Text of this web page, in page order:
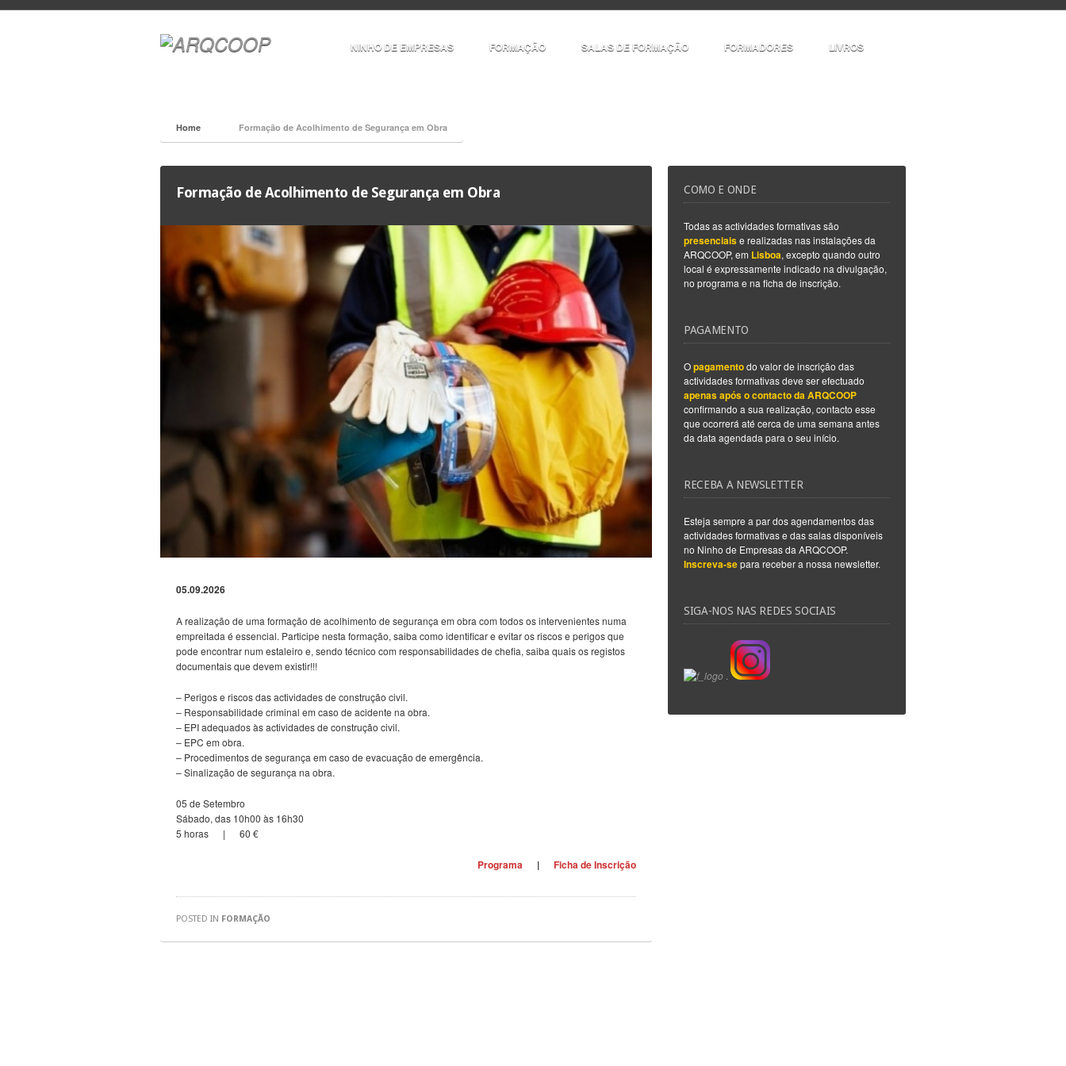
NINHO DE EMPRESAS FORMAÇÃO SALAS DE FORMAÇÃO FORMADORES LIVROS
Home Formação de Acolhimento de Segurança em Obra
Formação de Acolhimento de Segurança em Obra
05.09.2026
A realização de uma formação de acolhimento de segurança em obra com todos os intervenientes numa
empreitada é essencial. Participe nesta formação, saiba como identificar e evitar os riscos e perigos que
pode encontrar num estaleiro e, sendo técnico com responsabilidades de chefia, saiba quais os registos
documentais que devem existir!!!
– Perigos e riscos das actividades de construção civil.
– Responsabilidade criminal em caso de acidente na obra.
– EPI adequados às actividades de construção civil.
– EPC em obra.
– Procedimentos de segurança em caso de evacuação de emergência.
– Sinalização de segurança na obra.
05 de Setembro
Sábado, das 10h00 às 16h30
5 horas | 60 €
Programa | Ficha de Inscrição
POSTED IN FORMAÇÃO
COMO E ONDE
Todas as actividades formativas são
presenciais e realizadas nas instalações da
ARQCOOP, em Lisboa, excepto quando outro
local é expressamente indicado na divulgação,
no programa e na ficha de inscrição.
PAGAMENTO
Opagamentodo valor de inscrição das
actividades formativas deve ser efectuado
apenas após o contacto da ARQCOOP
confirmando a sua realização, contacto esse
que ocorrerá até cerca de uma semana antes
da data agendada para o seu início.
RECEBA A NEWSLETTER
Esteja sempre a par dos agendamentos das
actividades formativas e das salas disponíveis
no Ninho de Empresas da ARQCOOP.
Inscreva-separa receber a nossa newsletter.
SIGA-NOS NAS REDES SOCIAIS
.